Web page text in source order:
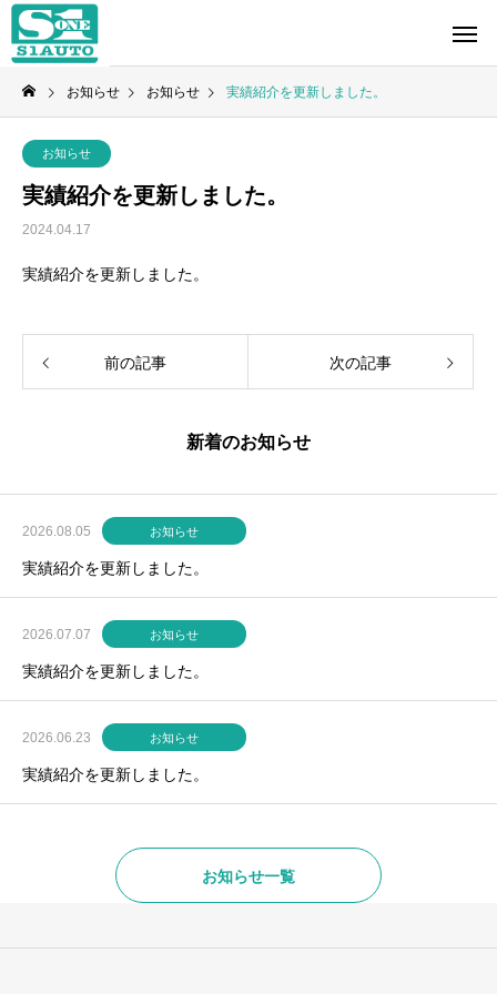
お知らせ お知らせ 実績紹介を更新しました。
お知らせ
実績紹介を更新しました。
2024.04.17
実績紹介を更新しました。
前の記事 次の記事
新着のお知らせ
2026.08.05 お知らせ
実績紹介を更新しました。
2026.07.07 お知らせ
実績紹介を更新しました。
2026.06.23 お知らせ
実績紹介を更新しました。
お知らせ一覧